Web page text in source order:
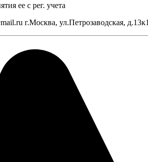
ее с рег. учета
г.Москва, ул.Петрозаводская, д.13к1